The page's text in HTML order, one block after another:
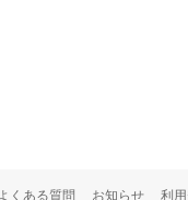
くある質問 お知らせ 利